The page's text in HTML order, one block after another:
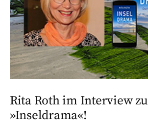
Rita Roth im Interview zu
»Inseldrama«!